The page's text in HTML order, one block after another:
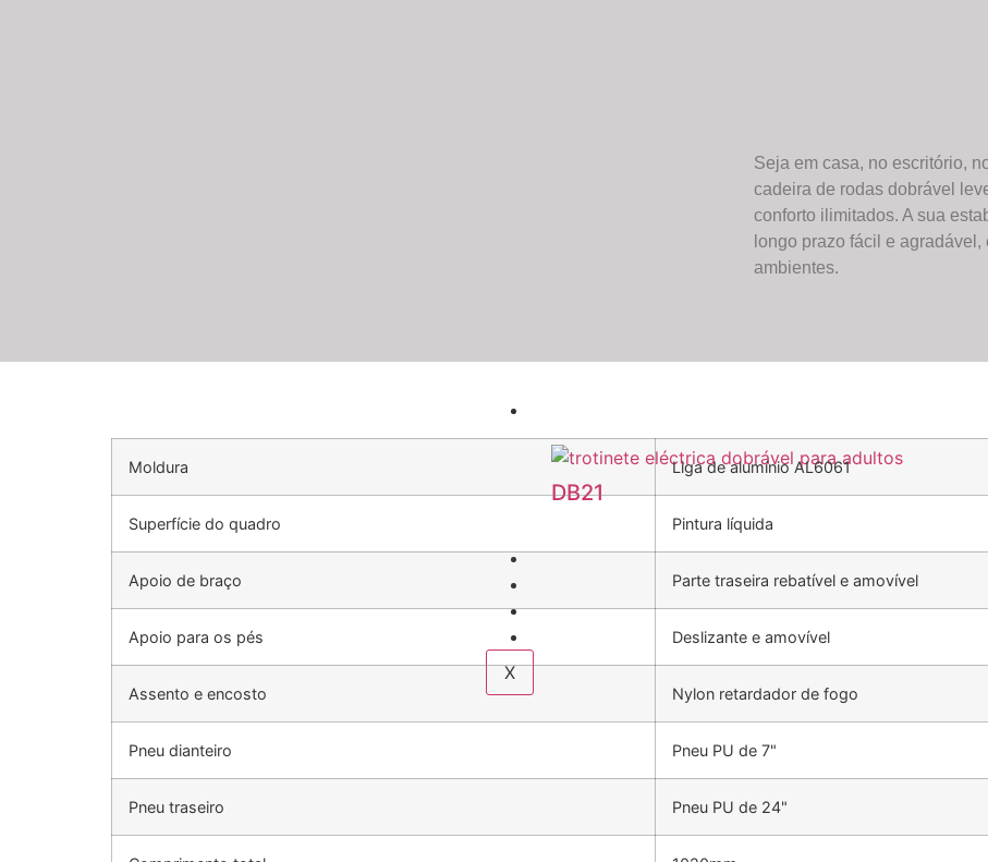
DB21
Acessórios
Blogue
X
Seja em casa, no escritório,
cadeira de rodas dobrável
conforto ilimitados. A sua
longo prazo fácil e
ambientes.
Moldura Liga de alumínio AL6061
Superfície do quadro Pintura líquida
Apoio de braço Parte traseira rebatível e amovível
Apoio para os pés Deslizante e amovível
Assento e encosto Nylon retardador de fogo
Pneu dianteiro Pneu PU de 7"
Pneu traseiro Pneu PU de 24"